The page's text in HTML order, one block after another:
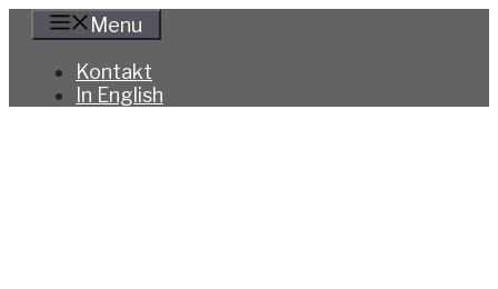
Hoppa
innehåll
Menu
Kontakt
In English